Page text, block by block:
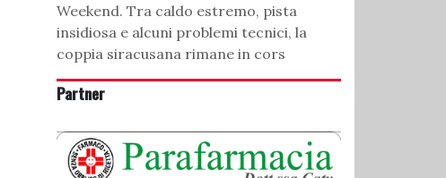
Weekend. Tra caldo estremo, pista
insidiosa e alcuni problemi tecnici, la
coppia siracusana rimane in cors
Partner